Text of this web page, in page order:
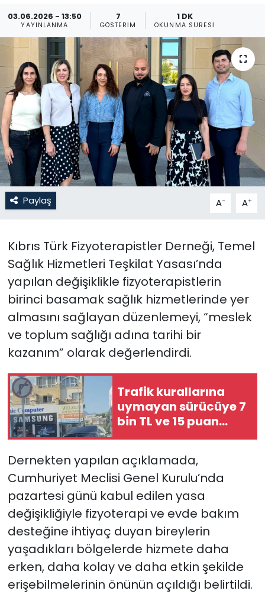
03.06.2026 - 13:50
YAYINLANMA
7
GÖSTERIM
1 DK
OKUNMA SÜRESI
Paylaş A- A+
Kıbrıs Türk Fizyoterapistler Derneği, Temel
Sağlık Hizmetleri Teşkilat Yasası’nda
yapılan değişiklikle fizyoterapistlerin
birinci basamak sağlık hizmetlerinde yer
almasını sağlayan düzenlemeyi, “meslek
ve toplum sağlığı adına tarihi bir
kazanım” olarak değerlendirdi.
Trafik kurallarına
uymayan sürücüye 7
bin TL ve 15 puan
ceza…
Dernekten yapılan açıklamada,
Cumhuriyet Meclisi Genel Kurulu’nda
pazartesi günü kabul edilen yasa
değişikliğiyle fizyoterapi ve evde bakım
desteğine ihtiyaç duyan bireylerin
yaşadıkları bölgelerde hizmete daha
erken, daha kolay ve daha etkin şekilde
erişebilmelerinin önünün açıldığı belirtildi.
Kültür Sanat
Magazin
Moda
Nöbetçi Eczaneler
Otomobil Dünyası
Politika
SAĞLIK
Teknoloji
TÜRKiYE
Video Galeri
YAŞAM
Yazarlar